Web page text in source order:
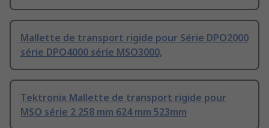
Mallette de transport rigide pour Série DPO2000
série DPO4000 série MSO3000,
Tektronix Mallette de transport rigide pour
MSO série 2 258 mm 624 mm 523mm